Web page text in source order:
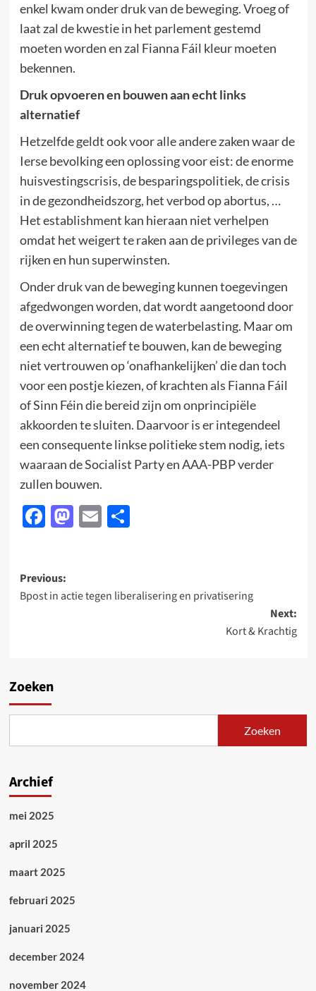
enkel kwam onder druk van de beweging. Vroeg of
laat zal de kwestie in het parlement gestemd
moeten worden en zal Fianna Fáil kleur moeten
bekennen.
Druk opvoeren en bouwen aan echt links
alternatief
Hetzelfde geldt ook voor alle andere zaken waar de
Ierse bevolking een oplossing voor eist: de enorme
huisvestingscrisis, de besparingspolitiek, de crisis
in de gezondheidszorg, het verbod op abortus, …
Het establishment kan hieraan niet verhelpen
omdat het weigert te raken aan de privileges van de
rijken en hun superwinsten.
Onder druk van de beweging kunnen toegevingen
afgedwongen worden, dat wordt aangetoond door
de overwinning tegen de waterbelasting. Maar om
een echt alternatief te bouwen, kan de beweging
niet vertrouwen op ‘onafhankelijken’ die dan toch
voor een postje kiezen, of krachten als Fianna Fáil
of Sinn Féin die bereid zijn om onprincipiële
akkoorden te sluiten. Daarvoor is er integendeel
een consequente linkse politieke stem nodig, iets
waaraan de Socialist Party en AAA-PBP verder
zullen bouwen.
Facebook
Mastodon
EmailDelen
Post
navigation
Previous:
Bpost in actie tegen liberalisering en privatisering
Next:
Kort & Krachtig
Zoeken
Zoeken
Archief
mei 2025
april 2025
maart 2025
februari 2025
januari 2025
december 2024
november 2024